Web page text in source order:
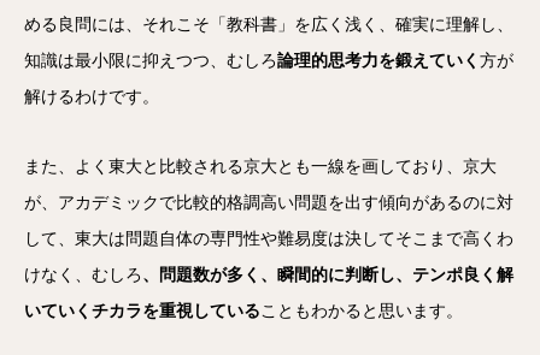
める良問には、それこそ「教科書」を広く浅く、確実に理解し、
知識は最小限に抑えつつ、むしろ論理的思考力を鍛えていく 方が
解けるわけです。
また、よく東大と比較される京大とも一線を画しており、京大
が、アカデミックで比較的格調高い問題を出す傾向があるのに対
して、東大は問題自体の専門性や難易度は決してそこまで高くわ
けなく、むしろ 、問題数が多く、瞬間的に判断し、テンポ良く解
いていくチカラを重視していることもわかると思います。